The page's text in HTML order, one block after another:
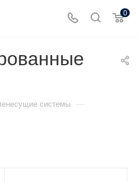
0
системы —